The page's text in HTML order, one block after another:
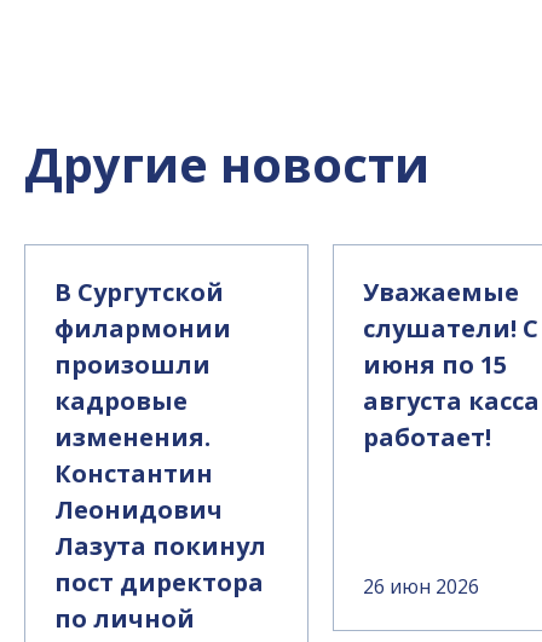
Другие новости
В Сургутской
филармонии
произошли
кадровые
изменения.
Константин
Леонидович
Лазута покинул
пост директора
по личной
Уважаемые
слушатели! С
июня по 15
августа
работает!
26 июн 2026